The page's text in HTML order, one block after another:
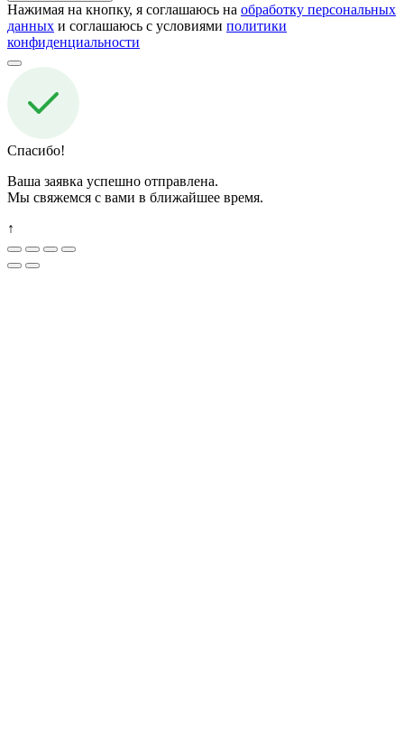
Нажимая на кнопку, я соглашаюсь на обработку персональных
данных и соглашаюсь с условиями политики
конфиденциальности
Спасибо!
Ваша заявка успешно отправлена.
Мы свяжемся с вами в ближайшее время.
↑